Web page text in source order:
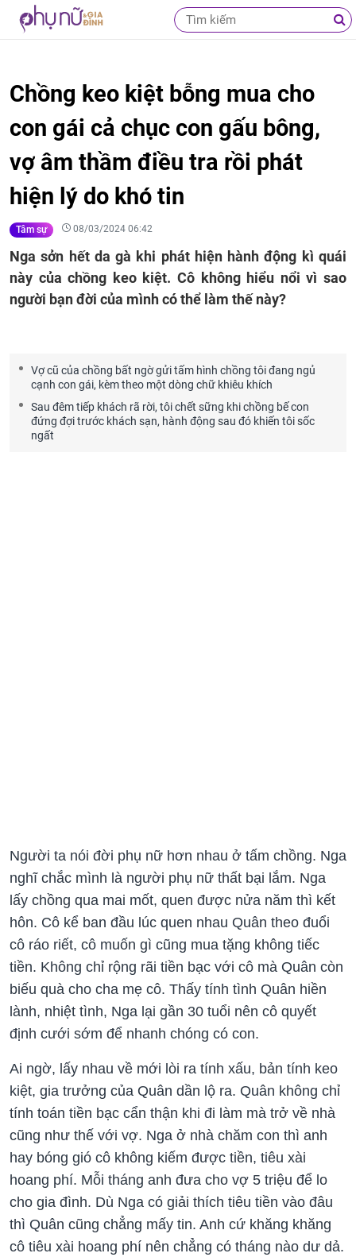
Chồng keo kiệt bỗng mua cho
con gái cả chục con gấu bông,
vợ âm thầm điều tra rồi phát
hiện lý do khó tin
Tâm sự 08/03/2024 06:42
Nga sởn hết da gà khi phát hiện hành động kì quái
này của chồng keo kiệt. Cô không hiểu nổi vì sao
người bạn đời của mình có thể làm thế này?
Vợ cũ của chồng bất ngờ gửi tấm hình chồng tôi đang ngủ
cạnh con gái, kèm theo một dòng chữ khiêu khích
Sau đêm tiếp khách rã rời, tôi chết sững khi chồng bế con
đứng đợi trước khách sạn, hành động sau đó khiến tôi sốc
ngất
Người ta nói đời phụ nữ hơn nhau ở tấm chồng. Nga
nghĩ chắc mình là người phụ nữ thất bại lắm. Nga
lấy chồng qua mai mốt, quen được nửa năm thì kết
hôn. Cô kể ban đầu lúc quen nhau Quân theo đuổi
cô ráo riết, cô muốn gì cũng mua tặng không tiếc
tiền. Không chỉ rộng rãi tiền bạc với cô mà Quân còn
biếu quà cho cha mẹ cô. Thấy tính tình Quân hiền
lành, nhiệt tình, Nga lại gần 30 tuổi nên cô quyết
định cưới sớm để nhanh chóng có con.
Ai ngờ, lấy nhau về mới lòi ra tính xấu, bản tính keo
kiệt, gia trưởng của Quân dần lộ ra. Quân không chỉ
tính toán tiền bạc cẩn thận khi đi làm mà trở về nhà
cũng như thế với vợ. Nga ở nhà chăm con thì anh
hay bóng gió cô không kiếm được tiền, tiêu xài
hoang phí. Mỗi tháng anh đưa cho vợ 5 triệu để lo
cho gia đình. Dù Nga có giải thích tiêu tiền vào đâu
thì Quân cũng chẳng mấy tin. Anh cứ khăng khăng
cô tiêu xài hoang phí nên chẳng có tháng nào dư dả.